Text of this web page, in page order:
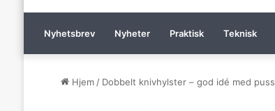
Nyhetsbrev Nyheter Praktisk Teknisk
Hjem / Dobbelt knivhylster – god idé med